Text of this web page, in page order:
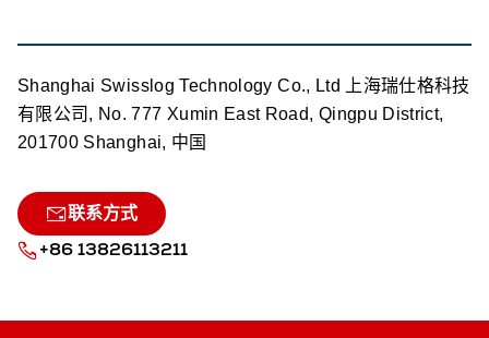
Shanghai Swisslog Technology Co., Ltd 上海瑞仕格科技
有限公司, No. 777 Xumin East Road, Qingpu District,
201700 Shanghai, 中国
联系方式
+86 13826113211